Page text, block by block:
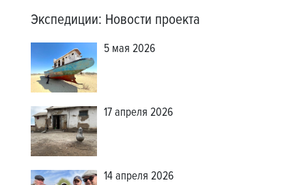
Экспедиции: Новости проекта
5 мая 2026
17 апреля 2026
14 апреля 2026